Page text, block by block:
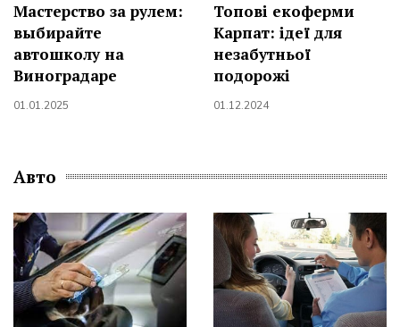
Мастерство за рулем:
выбирайте
автошколу на
Виноградаре
01.01.2025
Топові екоферми
Карпат: ідеї для
незабутньої
подорожі
01.12.2024
Авто